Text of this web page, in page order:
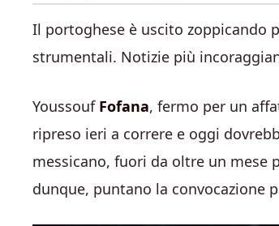
Il portoghese è uscito zoppicando
strumentali. Notizie più
Youssouf Fofana, fermo per un
ripreso ieri a correre e oggi
messicano, fuori da oltre un mese
dunque, puntano la convocazione